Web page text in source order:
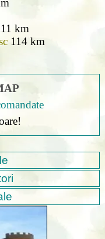
km
114 km